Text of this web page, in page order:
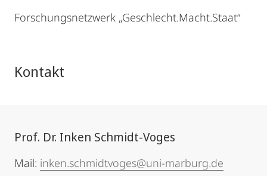
Forschungsnetzwerk „Geschlecht.Macht.Staat“
Kontakt
Prof. Dr. Inken Schmidt-Voges
Mail: inken.schmidtvoges@uni-marburg.de